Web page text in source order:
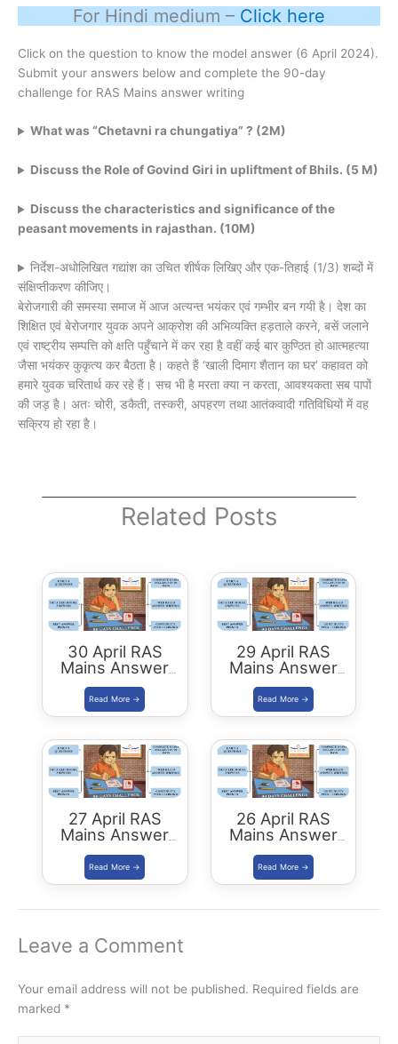
For Hindi medium – Click here
Click on the question to know the model answer (6 April 2024).
Submit your answers below and complete the 90-day
challenge for RAS Mains answer writing
What was “Chetavni ra chungatiya” ? (2M)
Discuss the Role of Govind Giri in upliftment of Bhils. (5 M)
Discuss the characteristics and significance of the
peasant movements in rajasthan. (10M)
निर्देश-अधोलिखित गद्यांश का उचित शीर्षक लिखिए और एक-तिहाई (1/3) शब्दों में
संक्षिप्तीकरण कीजिए।
बेरोजगारी की समस्या समाज में आज अत्यन्त भयंकर एवं गम्भीर बन गयी है। देश का
शिक्षित एवं बेरोजगार युवक अपने आक्रोश की अभिव्यक्ति हड़ताले करने, बसें जलाने
एवं राष्ट्रीय सम्पत्ति को क्षति पहुँचाने में कर रहा है वहीं कई बार कुण्ठित हो आत्महत्या
जैसा भयंकर कुकृत्य कर बैठता है। कहते हैं ‘खाली दिमाग शैतान का घर’ कहावत को
हमारे युवक चरितार्थ कर रहे हैं। सच भी है मरता क्या न करता, आवश्यकता सब पापों
की जड़ है। अतः चोरी, डकैती, तस्करी, अपहरण तथा आतंकवादी गतिविधियों में वह
सक्रिय हो रहा है।
Related Posts
30 April RAS
Mains Answer
Writing
29 April RAS
Mains Answer
Writing
27 April RAS
Mains Answer
Writing
26 April RAS
Mains Answer
Writing
Leave a Comment
Your email address will not be published. Required fields are
marked *